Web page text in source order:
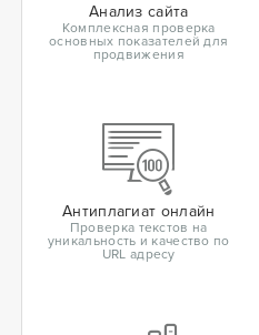
Анализ сайта
Комплексная проверка
основных показателей для
продвижения
Антиплагиат онлайн
Проверка текстов на
уникальность и качество по
URL адресу